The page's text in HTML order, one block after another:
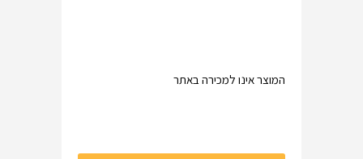
המוצר אינו למכירה באתר